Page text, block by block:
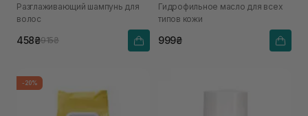
мл
Разглаживающий шампунь для
волос
458₴915₴
Гидрофильное масло для всех
типов кожи
999₴
-20%